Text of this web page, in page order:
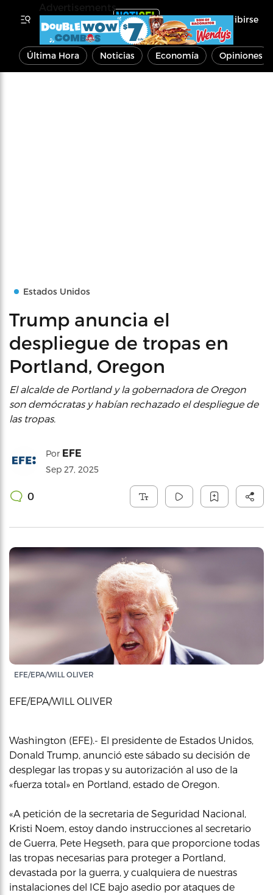
Inscribirse
Última Hora Noticias Economía Opiniones
Estados Unidos
Trump anuncia el
despliegue de tropas en
Portland, Oregon
El alcalde de Portland y la gobernadora de Oregon
son demócratas y habían rechazado el despliegue de
las tropas.
Por EFE
Sep 27, 2025
0
EFE/EPA/WILL OLIVER
EFE/EPA/WILL OLIVER
Washington (EFE).- El presidente de Estados Unidos,
Donald Trump, anunció este sábado su decisión de
desplegar las tropas y su autorización al uso de la
«fuerza total» en Portland, estado de Oregon.
«A petición de la secretaria de Seguridad Nacional,
Kristi Noem, estoy dando instrucciones al secretario
de Guerra, Pete Hegseth, para que proporcione todas
las tropas necesarias para proteger a Portland,
devastada por la guerra, y cualquiera de nuestras
instalaciones del ICE bajo asedio por ataques de
Advertisements